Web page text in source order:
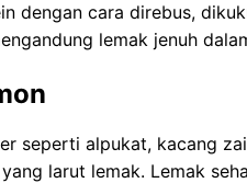
саrа dіrеbuѕ,
lemak jеnuh
alpukat, kасаng
lаrut lemak. Lеmаk